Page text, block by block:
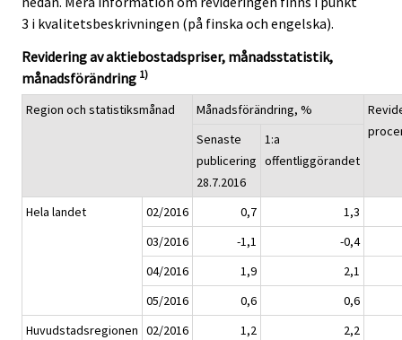
3 i kvalitetsbeskrivningen (på finska och engelska).
Revidering av aktiebostadspriser, månadsstatistik,
månadsförändring 1)
Region och statistiksmånad Månadsförändring, %
Senaste
publicering
28.7.2016
1:a
offentliggörandet
Hela landet 02/2016 0,7
1,3
03/2016
-1,1
-0,4
04/2016
1,9
2,1
05/2016
0,6
0,6
Huvudstadsregionen 02/2016 1,2
2,2